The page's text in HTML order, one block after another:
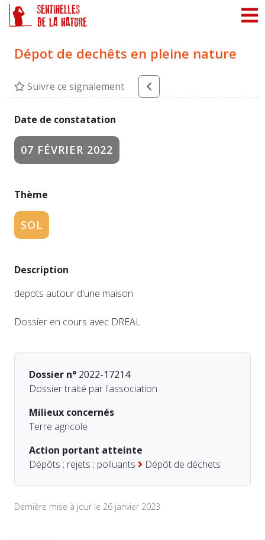
Dépot de dechêts en pleine nature
Suivre ce signalement
Date de constatation
07 FÉVRIER 2022
Thème
SOL
Description
depots autour d'une maison
Dossier en cours avec DREAL
Dossier n° 2022-17214
Dossier traité par l'association
Milieux concernés
Terre agricole
Action portant atteinte
Dépôts ; rejets ; polluants
Dépôt de déchets
Dernière mise à jour le 26 janvier 2023
Panneau de gestion des cookies